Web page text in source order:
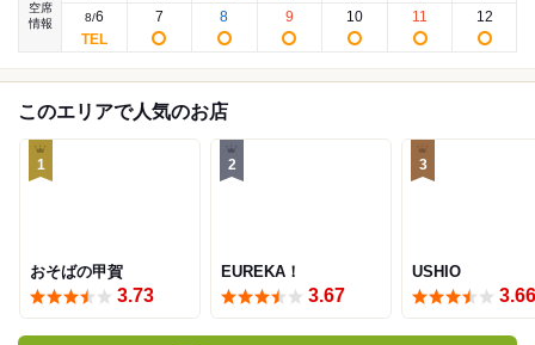
空席
情報
8/6 7 8 9 10 11 12
このエリアで人気のお店
1
おそばの甲賀
3.73
2
EUREKA！
3.67
3
USHIO
3.66